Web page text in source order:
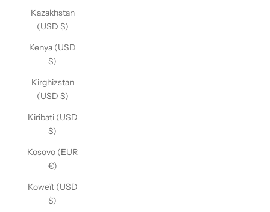
Kazakhstan
(USD $)
Kenya (USD
$)
Kirghizstan
(USD $)
Kiribati (USD
$)
Kosovo (EUR
€)
Koweït (USD
$)